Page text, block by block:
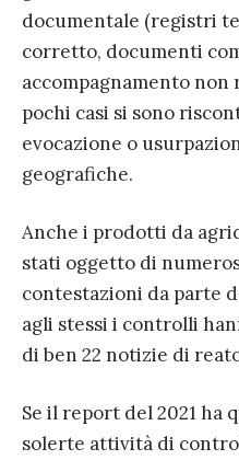
documentale (registri
corretto, documenti
accompagnamento
pochi casi si sono
evocazione o
geografiche.
Anche i prodotti da
stati oggetto di
contestazioni da parte
agli stessi i controlli
di ben 22 notizie di
Se il report del 2021 ha
solerte attività di